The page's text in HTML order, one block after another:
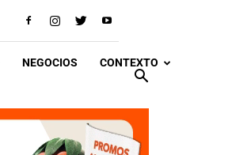
NEGOCIOS CONTEXTO